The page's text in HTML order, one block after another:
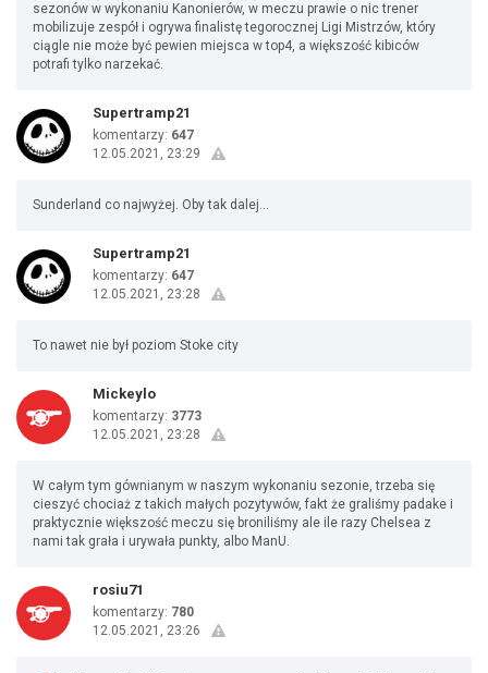
sezonów w wykonaniu Kanonierów, w meczu prawie o nic trener
mobilizuje zespół i ogrywa finalistę tegorocznej Ligi Mistrzów, który
ciągle nie może być pewien miejsca w top4, a większość kibiców
potrafi tylko narzekać.
Supertramp21
komentarzy: 647
12.05.2021, 23:29
Sunderland co najwyżej. Oby tak dalej...
Supertramp21
komentarzy: 647
12.05.2021, 23:28
To nawet nie był poziom Stoke city
Mickeylo
komentarzy: 3773
12.05.2021, 23:28
W całym tym gównianym w naszym wykonaniu sezonie, trzeba się
cieszyć chociaż z takich małych pozytywów, fakt że graliśmy padake i
praktycznie większość meczu się broniliśmy ale ile razy Chelsea z
nami tak grała i urywała punkty, albo ManU.
rosiu71
komentarzy: 780
12.05.2021, 23:26